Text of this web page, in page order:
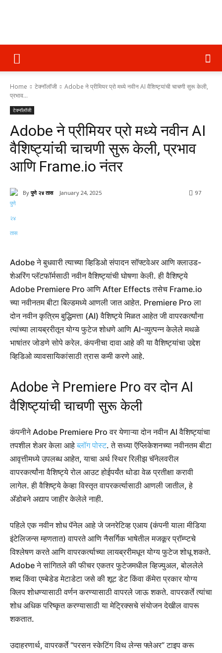
पुणे
२४
तास
Home टेक्नॉलॉजी
Adobe ने प्रीमियर प्रो मध्ये नवीन AI वैशिष्ट्यांची चाचणी सुरू केली,
प्रभाव...
टेक्नॉलॉजी
Adobe ने प्रीमियर प्रो मध्ये नवीन AI
वैशिष्ट्यांची चाचणी सुरू केली, प्रभाव
आणि Frame.io नंतर
By पुणे २४ तास January 24, 2025 97
Adobe ने बुधवारी त्याच्या व्हिडिओ संपादन सॉफ्टवेअर आणि क्लाउड-
शेअरिंग प्लॅटफॉर्मसाठी नवीन वैशिष्ट्यांची घोषणा केली. ही वैशिष्ट्ये
Adobe Premiere Pro आणि After Effects तसेच Frame.io
च्या नवीनतम बीटा बिल्डमध्ये आणली जात आहेत. Premiere Pro ला
दोन नवीन कृत्रिम बुद्धिमत्ता (AI) वैशिष्ट्ये मिळत आहेत जी वापरकर्त्यांना
त्यांच्या लायब्ररीतून योग्य फुटेज शोधणे आणि AI-व्युत्पन्न केलेले मथळे
भाषांतर जोडणे सोपे करेल. कंपनीचा दावा आहे की या वैशिष्ट्यांचा उद्देश
व्हिडिओ व्यावसायिकांसाठी त्रास कमी करणे आहे.
Adobe ने Premiere Pro वर दोन AI
वैशिष्ट्यांची चाचणी सुरू केली
कंपनीने Adobe Premiere Pro वर येणाऱ्या दोन नवीन AI वैशिष्ट्यांचा
तपशील शेअर केला आहे ब्लॉग पोस्ट. ते सध्या ऍप्लिकेशनच्या नवीनतम बीटा
आवृत्तीमध्ये उपलब्ध आहेत, याचा अर्थ स्थिर रिलीझ चॅनेलवरील
वापरकर्त्यांना वैशिष्ट्ये रोल आउट होईपर्यंत थोडा वेळ प्रतीक्षा करावी
लागेल. ही वैशिष्ट्ये केव्हा विस्तृत वापरकर्त्यासाठी आणली जातील, हे
ॲडोबने अद्याप जाहीर केलेले नाही.
पहिले एक नवीन शोध पॅनेल आहे जे जनरेटिव्ह एआय (कंपनी याला मीडिया
इंटेलिजन्स म्हणतात) वापरते आणि नैसर्गिक भाषेतील मजकूर प्रॉम्प्टचे
विश्लेषण करते आणि वापरकर्त्याच्या लायब्ररीमधून योग्य फुटेज शोधू शकते.
Adobe ने सांगितले की फीचर एकतर फुटेजमधील व्हिज्युअल, बोललेले
शब्द किंवा एम्बेडेड मेटाडेटा जसे की शूट डेट किंवा कॅमेरा प्रकार योग्य
क्लिप शोधण्यासाठी वर्णन करण्यासाठी वापरले जाऊ शकते. वापरकर्ते त्यांचा
शोध अधिक परिष्कृत करण्यासाठी या मेट्रिक्सचे संयोजन देखील वापरू
शकतात.
उदाहरणार्थ, वापरकर्ते “परसन स्केटिंग विथ लेन्स फ्लेअर” टाइप करू